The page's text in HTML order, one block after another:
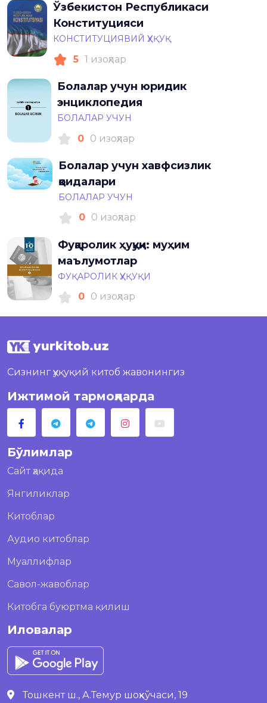
Ўзбекистон Республикаси
Конституцияси
КОНСТИТУЦИЯВИЙ ҲУҚУҚ
5 1 изоҳлар
Болалар учун юридик
энциклопедия
БОЛАЛАР УЧУН
0 0 изоҳлар
Болалар учун хавфсизлик
қоидалари
БОЛАЛАР УЧУН
0 0 изоҳлар
Фуқаролик ҳуқуқи: муҳим
маълумотлар
ФУҚАРОЛИК ҲУҚУҚИ
0 0 изоҳлар
Сизнинг ҳуқуқий китоб жавонингиз
Ижтимой тармоқларда
Бўлимлар
Сайт ҳақида
Янгиликлар
Китоблар
Аудио китоблар
Муаллифлар
Савол-жавоблар
Китобга буюртма қилиш
Иловалар
Тошкент ш., А.Темур шоҳкўчаси, 19